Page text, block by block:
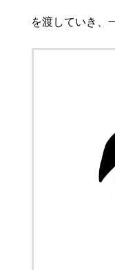
を渡していき、